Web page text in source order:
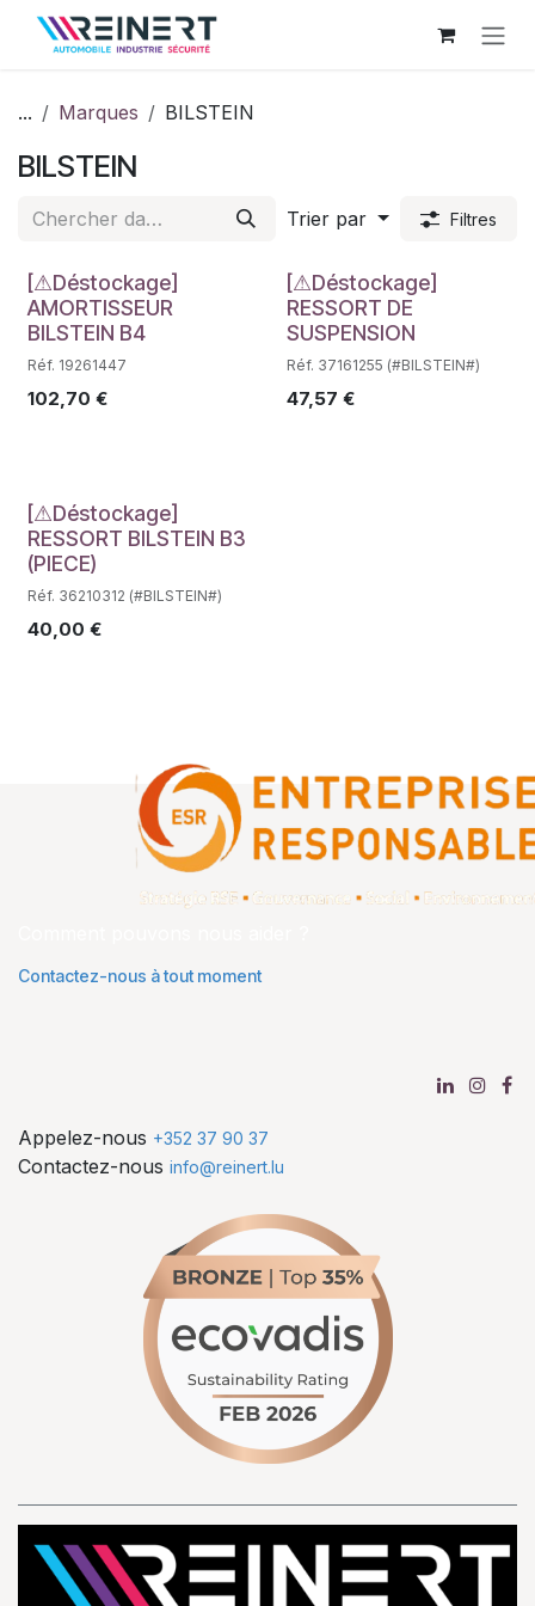
Se rendre au contenu
... Marques BILSTEIN
BILSTEIN
Trier par Filtres
Déstockage
[⚠Déstockage]
AMORTISSEUR
BILSTEIN B4
Réf. 19261447
102,70 €
Déstockage
[⚠Déstockage]
RESSORT DE
SUSPENSION
Réf. 37161255 (#BILSTEIN#)
47,57 €
Déstockage
[⚠Déstockage]
RESSORT BILSTEIN B3
(PIECE)
Réf. 36210312 (#BILSTEIN#)
40,00 €
Contactez-nous à tout moment
Appelez-nous +352 37 90 37
Contactez-nous info@reinert.lu